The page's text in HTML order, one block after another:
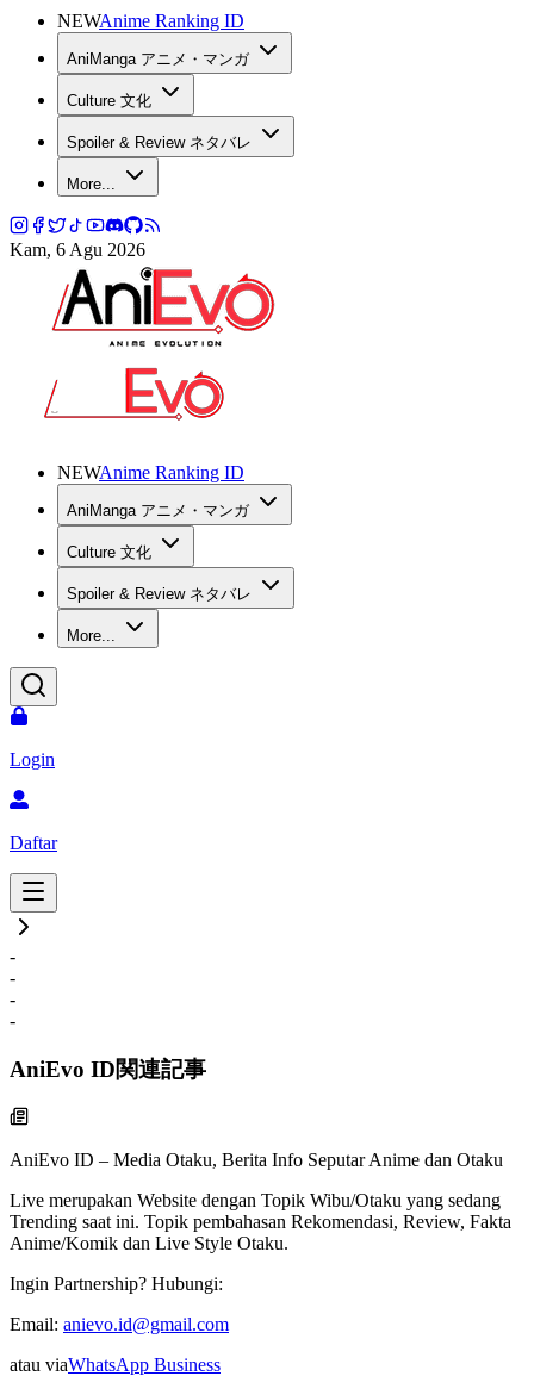
NEWAnime Ranking ID
AniManga アニメ・マンガ
Culture 文化
Spoiler & Review ネタバレ
More...
Kam, 6 Agu 2026
NEWAnime Ranking ID
AniManga アニメ・マンガ
Culture 文化
Spoiler & Review ネタバレ
More...
Login
Daftar
-
-
-
-
AniEvo ID関連記事
AniEvo ID – Media Otaku, Berita Info Seputar Anime dan Otaku
Live merupakan Website dengan Topik Wibu/Otaku yang sedang
Trending saat ini. Topik pembahasan Rekomendasi, Review, Fakta
Anime/Komik dan Live Style Otaku.
Ingin Partnership? Hubungi:
Email: anievo.id@gmail.com
atau viaWhatsApp Business